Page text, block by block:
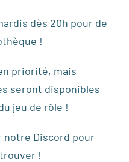
dès 20h pour de
!
priorité, mais
seront disponibles
jeu de rôle !
notre Discord pour
!